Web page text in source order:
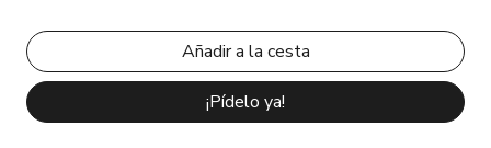
¡Pídelo ya!